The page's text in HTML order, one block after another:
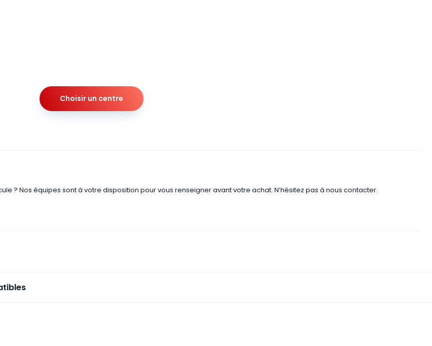
Choisir un centre
? Nos équipes sont à votre disposition pour vous renseigner avant votre achat. N’hésitez pas à nous contacter.